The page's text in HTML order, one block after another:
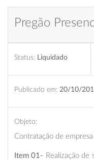
Pregão
Status: Liquidado
Publicado em: 20/10/
Objeto:
Contratação de
Item 01- Realização de